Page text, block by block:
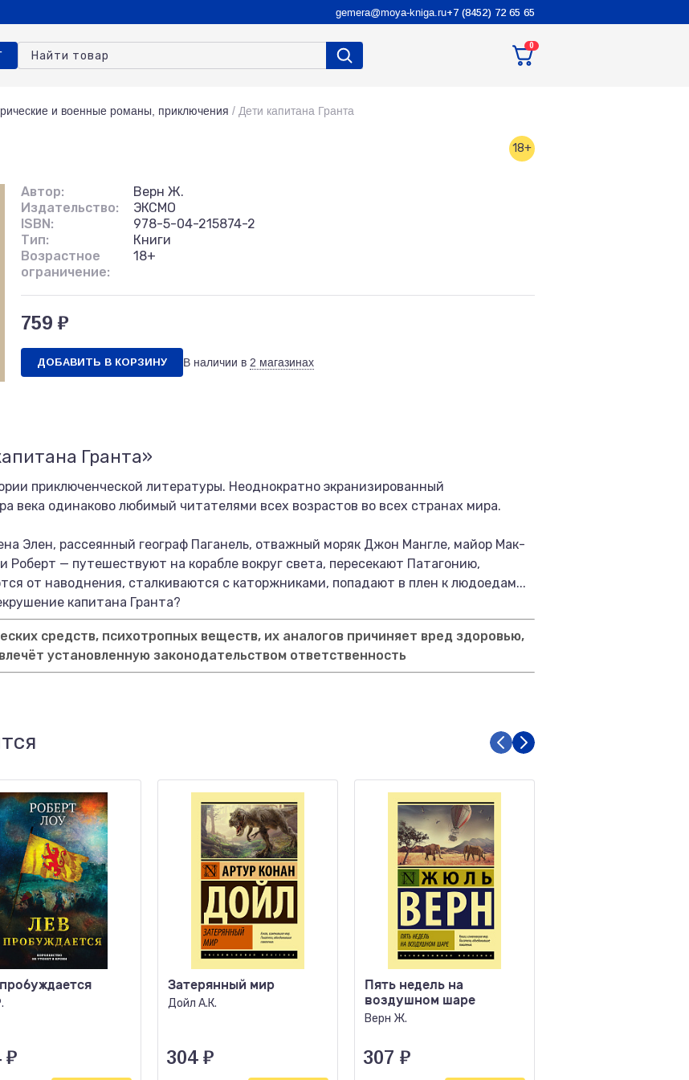
gemera@moya-kniga.ru+7 (8452) 72 65 65
0
и военные романы, приключения / Дети капитана Гранта
18+
Автор:
Верн Ж.
Издательство:
ЭКСМО
ISBN:
978-5-04-215874-2
Тип:
Книги
Возрастное
ограничение:
18+
759 ₽
ДОБАВИТЬ В КОРЗИНУ В наличии в 2 магазинах
Гранта»
приключенческой литературы. Неоднократно экранизированный
века одинаково любимый читателями всех возрастов во всех странах мира.
Элен, рассеянный географ Паганель, отважный моряк Джон Мангле, майор Мак-
Роберт — путешествуют на корабле вокруг света, пересекают Патагонию,
от наводнения, сталкиваются с каторжниками, попадают в плен к людоедам...
капитана Гранта?
средств, психотропных веществ, их аналогов причиняет вред здоровью,
установленную законодательством ответственность
₽
Затерянный мир
Дойл А.К.
304 ₽
Пять недель на
воздушном шаре
Верн Ж.
307 ₽